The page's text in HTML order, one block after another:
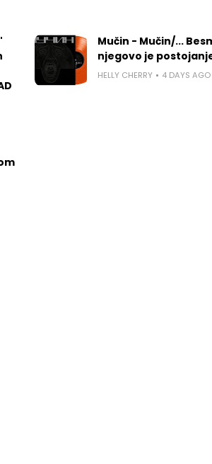
Mučin - Mučin/...
njegovo je
HELLY CHERRY 4 DAYS AGO